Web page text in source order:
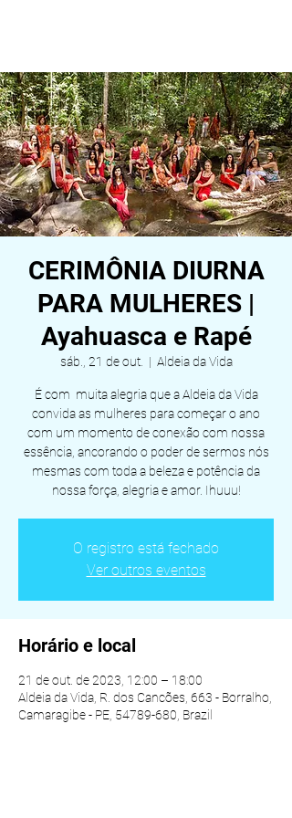
CERIMÔNIA DIURNA
PARA MULHERES |
Ayahuasca e Rapé
sáb., 21 de out.
  |
Aldeia da Vida
É com muita alegria que a Aldeia da Vida
convida as mulheres para começar o ano
com um momento de conexão com nossa
essência, ancorando o poder de sermos nós
mesmas com toda a beleza e potência da
nossa força, alegria e amor. Ihuuu!
O registro está fechado
Ver outros eventos
Horário e local
21 de out. de 2023, 12:00 – 18:00
Aldeia da Vida, R. dos Cancões, 663 - Borralho,
Camaragibe - PE, 54789-680, Brazil